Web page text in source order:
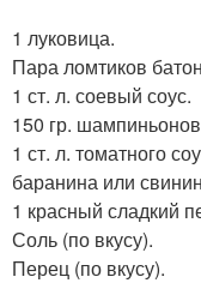
1 луковица.
Пара ломтиков
1 ст. л. соевый соус.
150 гр.
1 ст. л. томатного
баранина или
1 красный сладкий
Соль (по вкусу).
Перец (по вкусу).